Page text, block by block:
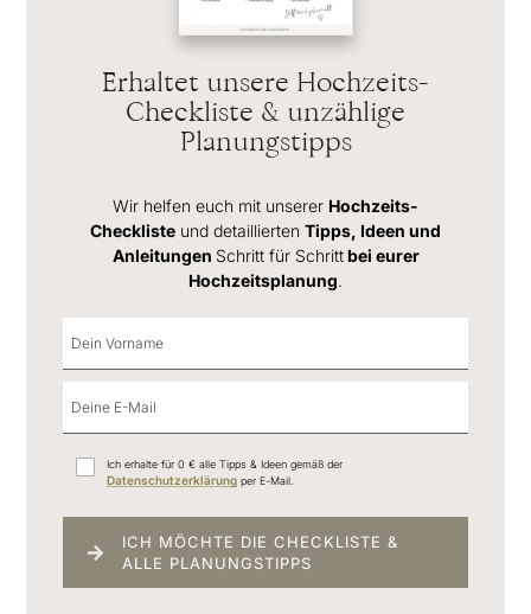
Erhaltet unsere Hochzeits-
Checkliste & unzählige
Planungstipps
Wir helfen euch mit unserer Hochzeits-
Checkliste und detaillierten Tipps, Ideen und
Anleitungen Schritt für Schrittbei eurer
Hochzeitsplanung.
Ich erhalte für 0 € alle Tipps & Ideen gemäß der
Datenschutzerklärung per E-Mail.
ICH MÖCHTE DIE CHECKLISTE &
ALLE PLANUNGSTIPPS